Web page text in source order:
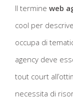
Il termine web
cool per
occupa di
agency deve
tout court
necessita di